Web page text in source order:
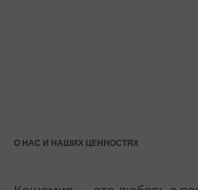
О НАС И НАШИХ ЦЕННОСТЯХ